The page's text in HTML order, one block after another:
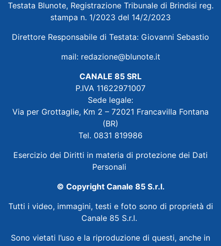
Testata Blunote, Registrazione Tribunale di Brindisi reg.
stampa n. 1/2023 del 14/2/2023
Direttore Responsabile di Testata: Giovanni Sebastio
mail: redazione@blunote.it
CANALE 85 SRL
P.IVA 11622971007
Sede legale:
Via per Grottaglie, Km 2 – 72021 Francavilla Fontana
(BR)
Tel. 0831 819986
Esercizio dei Diritti in materia di protezione dei Dati
Personali
© Copyright Canale 85 S.r.l.
Tutti i video, immagini, testi e foto sono di proprietà di
Canale 85 S.r.l.
Sono vietati l’uso e la riproduzione di questi, anche in